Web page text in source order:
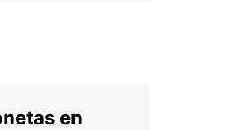
en